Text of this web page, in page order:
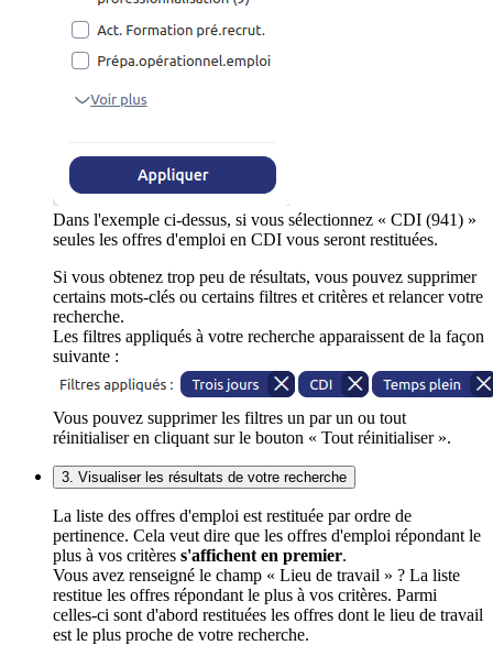
Dans l'exemple ci-dessus, si vous sélectionnez « CDI (941) »
seules les offres d'emploi en CDI vous seront restituées.
Si vous obtenez trop peu de résultats, vous pouvez supprimer
certains mots-clés ou certains filtres et critères et relancer votre
recherche.
Les filtres appliqués à votre recherche apparaissent de la façon
suivante :
Vous pouvez supprimer les filtres un par un ou tout
réinitialiser en cliquant sur le bouton « Tout réinitialiser ».
3. Visualiser les résultats de votre recherche
La liste des offres d'emploi est restituée par ordre de
pertinence. Cela veut dire que les offres d'emploi répondant le
plus à vos critères s'affichent en premier.
Vous avez renseigné le champ « Lieu de travail » ? La liste
restitue les offres répondant le plus à vos critères. Parmi
celles-ci sont d'abord restituées les offres dont le lieu de travail
est le plus proche de votre recherche.